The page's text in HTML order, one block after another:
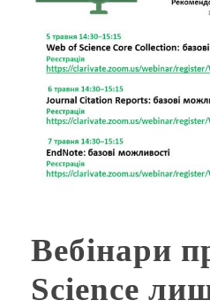
Вебінари
Science